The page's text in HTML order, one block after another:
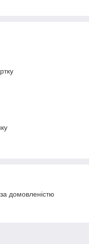
домовленістю